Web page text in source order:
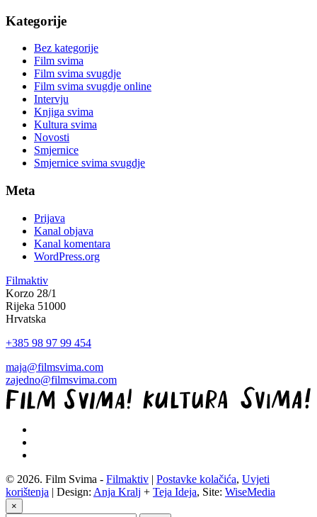
Kategorije
Bez kategorije
Film svima
Film svima svugdje
Film svima svugdje online
Intervju
Knjiga svima
Kultura svima
Novosti
Smjernice
Smjernice svima svugdje
Meta
Prijava
Kanal objava
Kanal komentara
WordPress.org
Filmaktiv
Korzo 28/1
Rijeka 51000
Hrvatska
+385 98 97 99 454
maja@filmsvima.com
zajedno@filmsvima.com
© 2026. Film Svima - Filmaktiv | Postavke kolačića, Uvjeti
korištenja | Design: Anja Kralj + Teja Ideja, Site: WiseMedia
×